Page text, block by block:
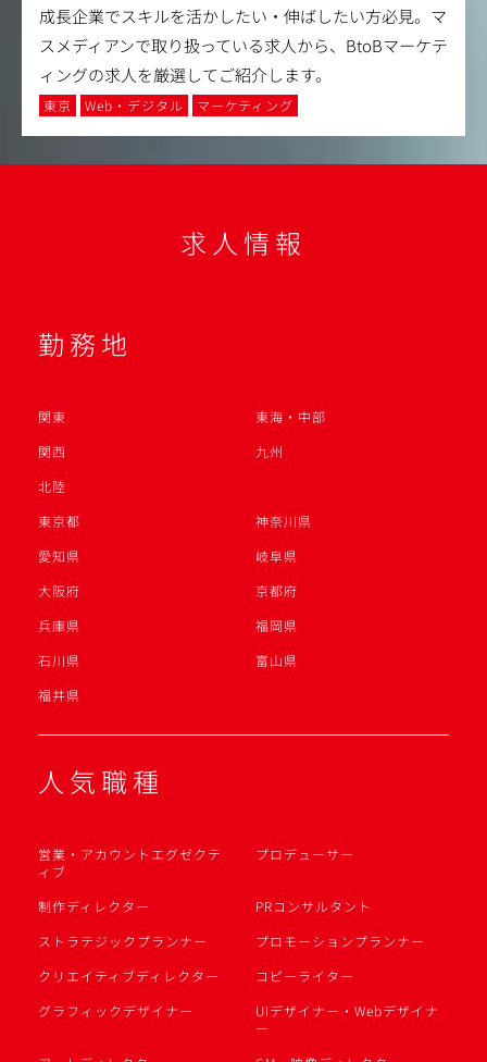
成長企業でスキルを活かしたい・伸ばしたい方必見。マ
スメディアンで取り扱っている求人から、BtoBマーケテ
ィングの求人を厳選してご紹介します。
東京 Web・デジタル マーケティング
求人情報
勤務地
関東
東海・中部
関西
九州
北陸
東京都
神奈川県
愛知県
岐阜県
大阪府
京都府
兵庫県
福岡県
石川県
富山県
福井県
人気職種
営業・アカウントエグゼクテ
ィブ
プロデューサー
制作ディレクター
PRコンサルタント
ストラテジックプランナー
プロモーションプランナー
クリエイティブディレクター
コピーライター
グラフィックデザイナー
UIデザイナー・Webデザイナ
ー